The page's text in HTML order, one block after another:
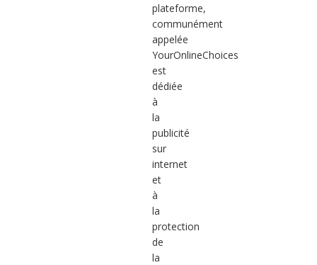
plateforme,
communément
appelée
YourOnlineChoices
est
dédiée
à
la
publicité
sur
internet
et
à
la
protection
de
la